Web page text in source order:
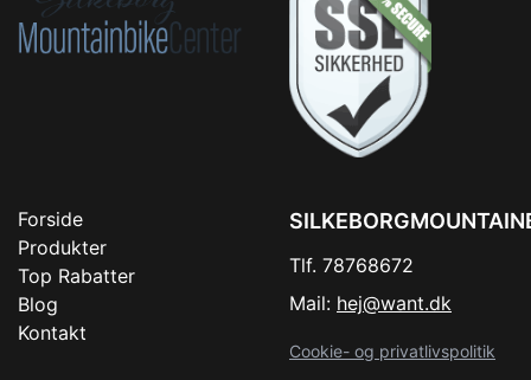
Forside
Produkter
Top Rabatter
Blog
Kontakt
Tlf. 78768672
Mail: hej@want.dk
Cookie- og privatlivspolitik